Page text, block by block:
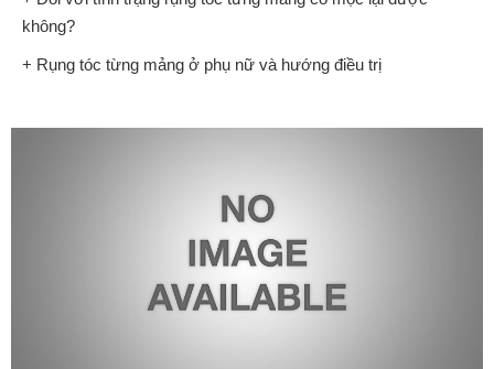
không?
+ Rụng tóc từng mảng ở phụ nữ và hướng điều trị